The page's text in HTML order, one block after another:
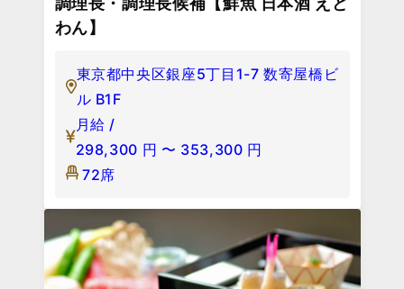
わん】
東京都中央区銀座5丁目1-7 数寄屋橋ビ
ル B1F
月給 /
298,300 円 〜 353,300 円
72席